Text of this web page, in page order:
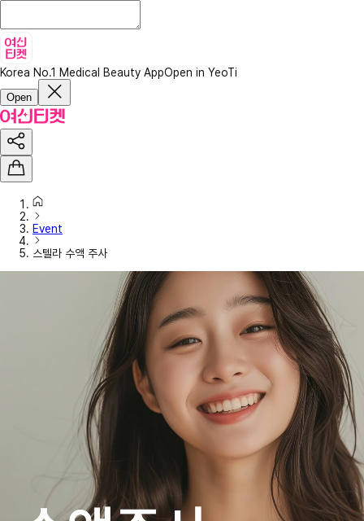
Korea No.1 Medical Beauty AppOpen in YeoTi
Open
Event
스텔라 수액 주사